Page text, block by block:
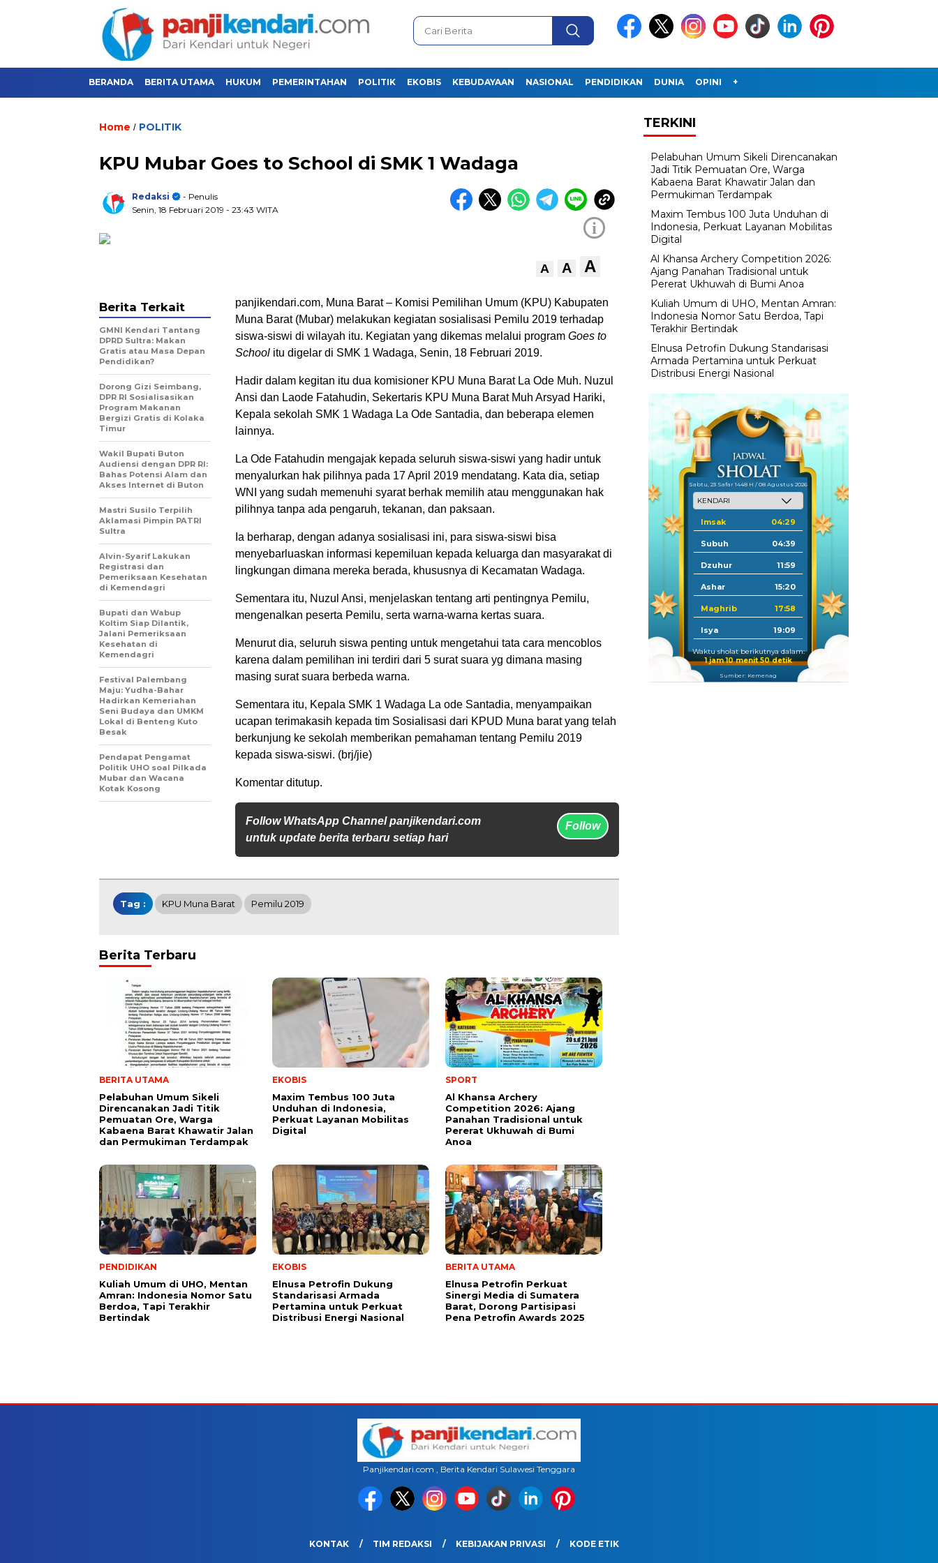
BERANDA BERITA UTAMA HUKUM PEMERINTAHAN POLITIK EKOBIS KEBUDAYAAN NASIONAL PENDIDIKAN DUNIA OPINI +
Home / POLITIK
KPU Mubar Goes to School di SMK 1 Wadaga
Redaksi
- Penulis
Senin, 18 Februari 2019 - 23:43 WITA
i
A A A
panjikendari.com, Muna Barat – Komisi Pemilihan Umum (KPU) Kabupaten
Muna Barat (Mubar) melakukan kegiatan sosialisasi Pemilu 2019 terhadap
siswa-siswi di wilayah itu. Kegiatan yang dikemas melalui program Goes to
School itu digelar di SMK 1 Wadaga, Senin, 18 Februari 2019.
Hadir dalam kegitan itu dua komisioner KPU Muna Barat La Ode Muh. Nuzul
Ansi dan Laode Fatahudin, Sekertaris KPU Muna Barat Muh Arsyad Hariki,
Kepala sekolah SMK 1 Wadaga La Ode Santadia, dan beberapa elemen
lainnya.
La Ode Fatahudin mengajak kepada seluruh siswa-siswi yang hadir untuk
menyalurkan hak pilihnya pada 17 April 2019 mendatang. Kata dia, setiap
WNI yang sudah memenuhi syarat berhak memilih atau menggunakan hak
pilihnya tanpa ada pengaruh, tekanan, dan paksaan.
Ia berharap, dengan adanya sosialisasi ini, para siswa-siswi bisa
menyebarluaskan informasi kepemiluan kepada keluarga dan masyarakat di
lingkungan dimana mereka berada, khususnya di Kecamatan Wadaga.
Sementara itu, Nuzul Ansi, menjelaskan tentang arti pentingnya Pemilu,
mengenalkan peserta Pemilu, serta warna-warna kertas suara.
Menurut dia, seluruh siswa penting untuk mengetahui tata cara mencoblos
karena dalam pemilihan ini terdiri dari 5 surat suara yg dimana masing
masing surat suara berbeda warna.
Sementara itu, Kepala SMK 1 Wadaga La ode Santadia, menyampaikan
ucapan terimakasih kepada tim Sosialisasi dari KPUD Muna barat yang telah
berkunjung ke sekolah memberikan pemahaman tentang Pemilu 2019
kepada siswa-siswi. (brj/jie)
Komentar ditutup.
Follow WhatsApp Channel panjikendari.com
untuk update berita terbaru setiap hari
Follow
Berita Terkait
GMNI Kendari Tantang
DPRD Sultra: Makan
Gratis atau Masa Depan
Pendidikan?
Dorong Gizi Seimbang,
DPR RI Sosialisasikan
Program Makanan
Bergizi Gratis di Kolaka
Timur
Wakil Bupati Buton
Audiensi dengan DPR RI:
Bahas Potensi Alam dan
Akses Internet di Buton
Mastri Susilo Terpilih
Aklamasi Pimpin PATRI
Sultra
Alvin-Syarif Lakukan
Registrasi dan
Pemeriksaan Kesehatan
di Kemendagri
Bupati dan Wabup
Koltim Siap Dilantik,
Jalani Pemeriksaan
Kesehatan di
Kemendagri
Festival Palembang
Maju: Yudha-Bahar
Hadirkan Kemeriahan
Seni Budaya dan UMKM
Lokal di Benteng Kuto
Besak
Pendapat Pengamat
Politik UHO soal Pilkada
Mubar dan Wacana
Kotak Kosong
Tag : KPU Muna Barat Pemilu 2019
Berita Terbaru
BERITA UTAMA
Pelabuhan Umum Sikeli
Direncanakan Jadi Titik
Pemuatan Ore, Warga
Kabaena Barat Khawatir Jalan
dan Permukiman Terdampak
EKOBIS
Maxim Tembus 100 Juta
Unduhan di Indonesia,
Perkuat Layanan Mobilitas
Digital
SPORT
Al Khansa Archery
Competition 2026: Ajang
Panahan Tradisional untuk
Pererat Ukhuwah di Bumi
Anoa
PENDIDIKAN
Kuliah Umum di UHO, Mentan
Amran: Indonesia Nomor Satu
Berdoa, Tapi Terakhir
Bertindak
EKOBIS
Elnusa Petrofin Dukung
Standarisasi Armada
Pertamina untuk Perkuat
Distribusi Energi Nasional
BERITA UTAMA
Elnusa Petrofin Perkuat
Sinergi Media di Sumatera
Barat, Dorong Partisipasi
Pena Petrofin Awards 2025
TERKINI
Pelabuhan Umum Sikeli Direncanakan
Jadi Titik Pemuatan Ore, Warga
Kabaena Barat Khawatir Jalan dan
Permukiman Terdampak
Maxim Tembus 100 Juta Unduhan di
Indonesia, Perkuat Layanan Mobilitas
Digital
Al Khansa Archery Competition 2026:
Ajang Panahan Tradisional untuk
Pererat Ukhuwah di Bumi Anoa
Kuliah Umum di UHO, Mentan Amran:
Indonesia Nomor Satu Berdoa, Tapi
Terakhir Bertindak
Elnusa Petrofin Dukung Standarisasi
Armada Pertamina untuk Perkuat
Distribusi Energi Nasional
Sabtu, 23 Safar 1448 H / 08 Agustus 2026
Imsak 04:29
Subuh 04:39
Dzuhur 11:59
Ashar 15:20
Maghrib 17:58
Isya 19:09
Waktu sholat berikutnya dalam:
1 jam 10 menit 49 detik
Sumber: Kemenag
Panjikendari.com , Berita Kendari Sulawesi Tenggara
KONTAK TIM REDAKSI KEBIJAKAN PRIVASI KODE ETIK